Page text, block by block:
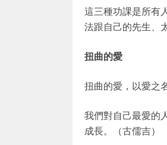
這三種功課是所有
法跟自己的先生、
扭曲的愛
扭曲的愛，以愛之
我們對自己最愛的
成長。（古儒吉）